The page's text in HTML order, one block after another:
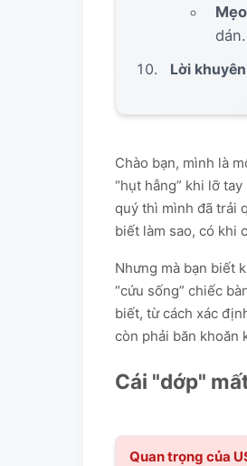
dán.
Lời
Chào bạn, mình là
“hụt hẫng” khi lỡ
quý thì mình đã trải
biết làm sao, có khi
Nhưng mà bạn biết
“cứu sống” chiếc
biết, từ cách xác
còn phải băn khoăn
Cái "dớp"
Quan trọng của